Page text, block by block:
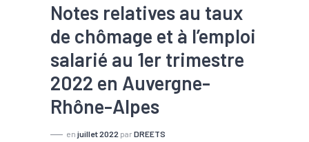
Notes relatives au taux
de chômage et à l’emploi
salarié au 1er trimestre
2022 en Auvergne-
Rhône-Alpes
en juillet 2022 par DREETS